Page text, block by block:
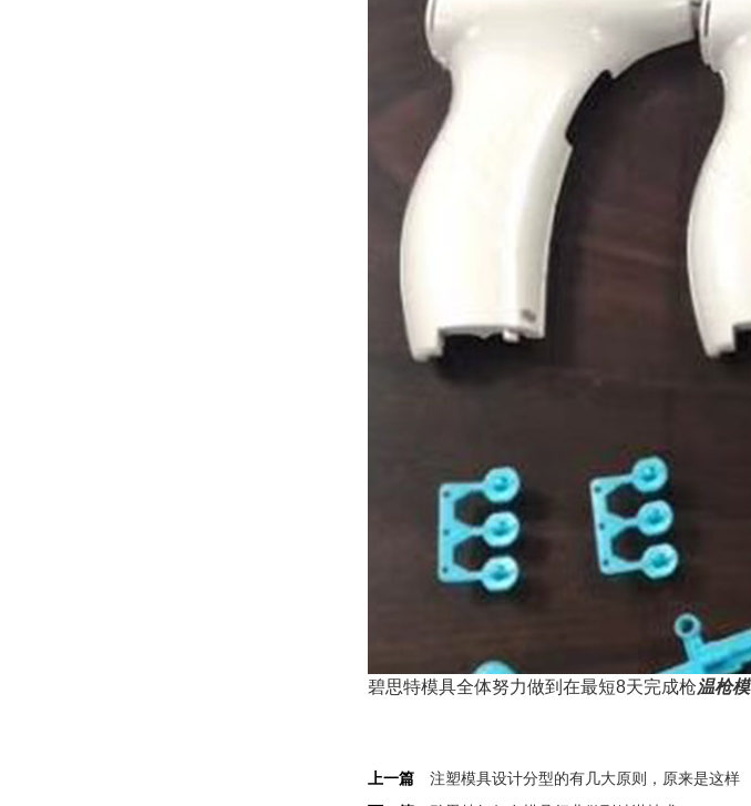
碧思特模具全体努力做到在最短8天完成枪温枪模
上一篇
注塑模具设计分型的有几大原则，原来是这样